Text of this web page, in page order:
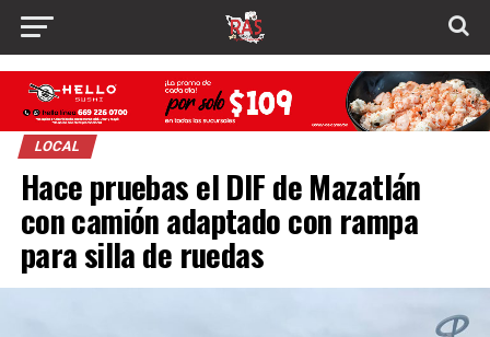
LOCAL
Hace pruebas el DIF de Mazatlán
con camión adaptado con rampa
para silla de ruedas